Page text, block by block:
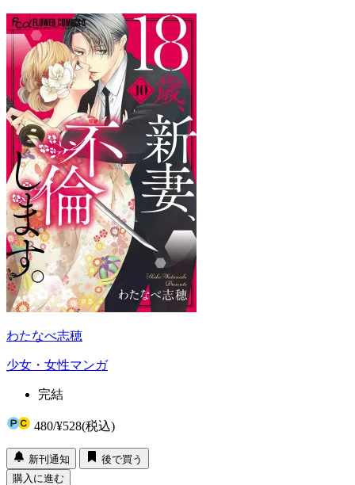
わたなべ志穂
少女・女性マンガ
完結
480/¥528(税込)
新刊通知
後で買う
購入に進む